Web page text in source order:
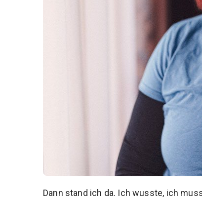
Dann stand ich da. Ich wusste, ich